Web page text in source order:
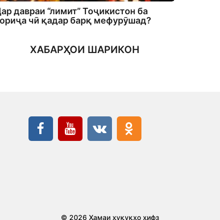
давраи “лимит” Тоҷикистон ба
чӣ қадар барқ мефурӯшад?
ХАБАРҲОИ ШАРИКОН
© 2026 Ҳамаи ҳуқуқҳо ҳифз